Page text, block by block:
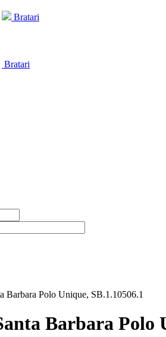
Bratari
Bratari
Barbara Polo Unique, SB.1.10506.1
Barbara Polo